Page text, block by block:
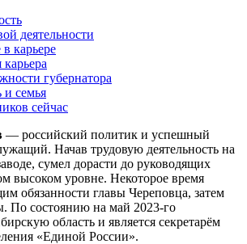
деятельности
карьере
губернатора
семья
сейчас
— российский политик и успешный
Начав трудовую деятельность на
сумел дорасти до руководящих
высоком уровне. Некоторое время
обязанности главы Череповца, затем
По состоянию на май 2023-го
область и является секретарём
«Единой России».